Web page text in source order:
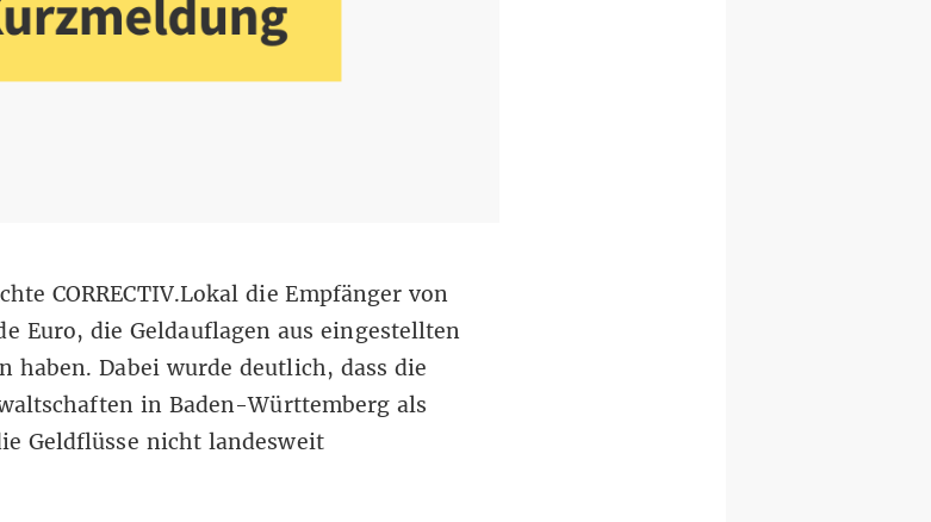
CORRECTIV.Lokal die Empfänger von
Euro, die Geldauflagen aus eingestellten
haben. Dabei wurde deutlich, dass die
in Baden-Württemberg als
Geldflüsse nicht landesweit